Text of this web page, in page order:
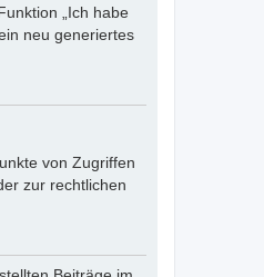
„Ich habe
neu generiertes
von Zugriffen
zur rechtlichen